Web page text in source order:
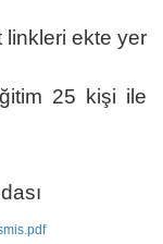
linkleri ekte yer
25 kişi ile